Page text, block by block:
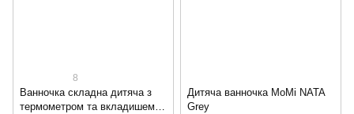
8
Ванночка складна дитяча з
термометром та вкладишем
Дитяча ванночка MoMi NATA
Grey